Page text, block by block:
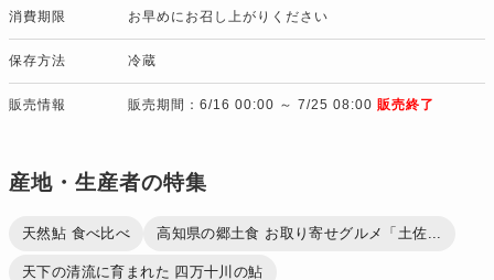
消費期限 お早めにお召し上がりください
保存方法 冷蔵
販売情報 販売期間：6/16 00:00 ～ 7/25 08:00 販売終了
産地・生産者の特集
天然鮎 食べ比べ 高知県の郷土食 お取り寄せグルメ「土佐...
天下の清流に育まれた 四万十川の鮎